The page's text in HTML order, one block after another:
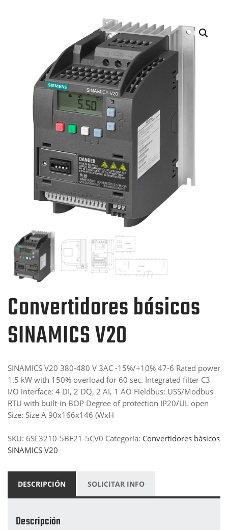
Convertidores básicos
SINAMICS V20
SINAMICS V20 380-480 V 3AC -15%/+10% 47-6 Rated power
1.5 kW with 150% overload for 60 sec. Integrated filter C3
I/O interface: 4 DI, 2 DQ, 2 AI, 1 AO Fieldbus: USS/Modbus
RTU with built-in BOP Degree of protection IP20/UL open
Size: Size A 90x166x146 (WxH
SKU: 6SL3210-5BE21-5CV0 Categoría: Convertidores básicos
SINAMICS V20
DESCRIPCIÓN SOLICITAR INFO
Descripción